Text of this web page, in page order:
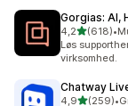
Gorgias: AI,
4,2ud af 5
(618)
618 •
Løs
virksomhed.
Chatway
4,9ud af 5
(259)•